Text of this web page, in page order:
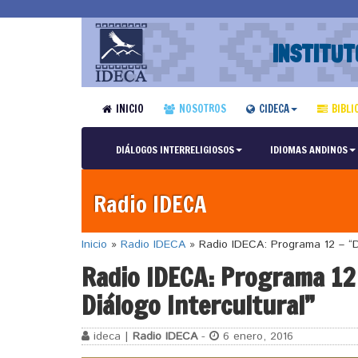
INICIO NOSOTROS CIDECA
DIÁLOGOS INTERRELIGIOSOS IDIOMAS ANDINOS
Radio IDECA
Inicio » Radio IDECA » Radio IDECA: Programa 12 –
Radio IDECA: Programa
Diálogo Intercultural”
ideca | Radio IDECA- 6 enero, 2016